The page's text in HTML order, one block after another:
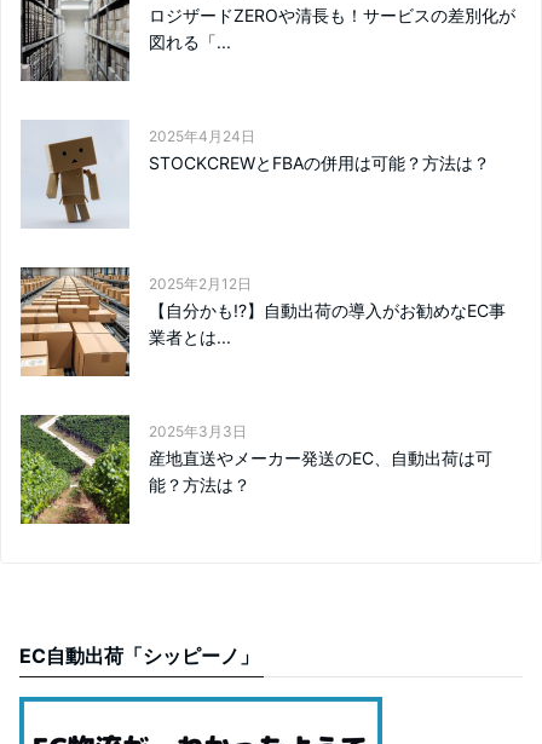
ロジザードZEROや清長も！サービスの差別化が
図れる「...
2025年4月24日
STOCKCREWとFBAの併用は可能？方法は？
2025年2月12日
【自分かも!?】自動出荷の導入がお勧めなEC事
業者とは...
2025年3月3日
産地直送やメーカー発送のEC、自動出荷は可
能？方法は？
EC自動出荷「シッピーノ」